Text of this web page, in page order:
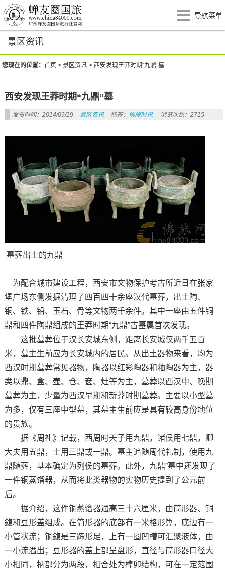
导航菜单
景区资讯
您现在的位置：首页 >景区资讯 > 西安发现王莽时期“九鼎”墓
西安发现王莽时期“九鼎”墓
发布时间：2014/09/19 景区资讯 标签： 佛旅时讯 浏览次数：2715
墓葬出土的九鼎
为配合城市建设工程，西安市文物保护考古所近日在张家
堡广场东侧发掘清理了四百四十余座汉代墓葬，出土陶、
铜、铁、铅、玉石、骨等文物两千余件。其中一座由五件铜
鼎和四件陶鼎组成的王莽时期“九鼎”古墓属首次发现。
这批墓葬位于汉长安城东侧，距离长安城仅两千五百
米，墓主生前应为长安城内的居民。从出土器物来看，均为
西汉时期墓葬常见器物，陶器以红彩陶器和釉陶器为主，器
类以鼎、盒、壶、仓、奁、灶等为主，墓葬以西汉中、晚期
墓葬为主，少量为西汉早期和新莽时期墓葬。主要以小型墓
为多，仅有三座中型墓，其墓主生前应是具有较高身份地位
的贵族。
据《周礼》记载，西周时天子用九鼎，诸侯用七鼎，卿
大夫用五鼎，士用三鼎或一鼎。墓主追随周代礼制，使用九
鼎随葬，基本确定为列侯的墓葬。此外，九鼎”墓中还发现了
一件铜蒸馏器，从而将此类器物的实物历史提到了公元前
后。
据介绍，这件铜蒸馏器通高三十六厘米，由筒形器、铜
鍑和豆形盖组成。在筒形器的底部有一米格形箅，底边有一
小管状流；铜鍑是三蹄形足，上有一圈凹槽可汇聚液体，由
一小流溢出；豆形器的盖上部呈盘形，直径与筒形器口径大
小相同，柄部分为两段，相合处为榫卯结构，可在一定范围